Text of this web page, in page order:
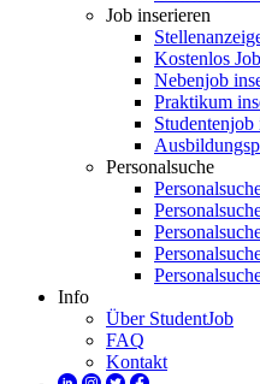
Job inserieren
Kostenlos
Nebenjob
Praktikum
Studentenjob
Personalsuche
Info
Über StudentJob
FAQ
Kontakt